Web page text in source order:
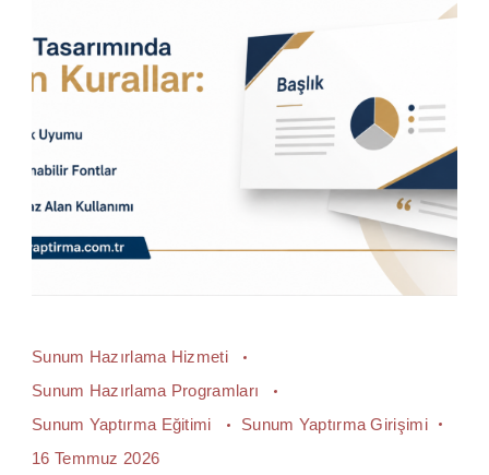
Sunum Hazırlama Hizmeti
Sunum Hazırlama Programları
Sunum Yaptırma Eğitimi
Sunum Yaptırma Girişimi
16 Temmuz 2026